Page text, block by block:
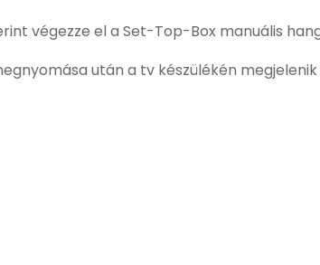
végezze el a Set-Top-Box manuális
után a tv készülékén megjelenik